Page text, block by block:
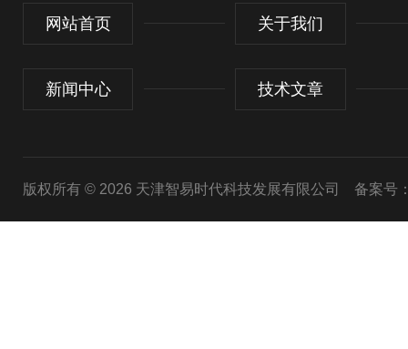
网站首页 关于我们
新闻中心 技术文章
版权所有 © 2026 天津智易时代科技发展有限公司 备案号